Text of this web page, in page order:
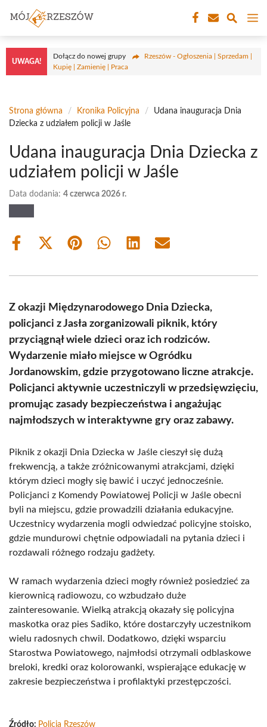
treści
UWAGA!
Dołącz do nowej grupy
Rzeszów - Ogłoszenia | Sprzedam |
Kupię | Zamienię | Praca
Strona główna / Kronika Policyjna /
Udana inauguracja Dnia
Dziecka z udziałem policji w Jaśle
Udana inauguracja Dnia Dziecka z
udziałem policji w Jaśle
Data dodania: 4 czerwca 2026 r.
Share
Share
(Twitter)
Share Share Share Share
Z okazji Międzynarodowego Dnia Dziecka,
policjanci z Jasła zorganizowali piknik, który
przyciągnął wiele dzieci oraz ich rodziców.
Wydarzenie miało miejsce w Ogródku
Jordanowskim, gdzie przygotowano liczne atrakcje.
Policjanci aktywnie uczestniczyli w przedsięwzięciu,
promując zasady bezpieczeństwa i angażując
najmłodszych w interaktywne gry oraz zabawy.
Piknik z okazji Dnia Dziecka w Jaśle cieszył się dużą
frekwencją, a także zróżnicowanymi atrakcjami, dzięki
którym dzieci mogły się bawić i uczyć jednocześnie.
Policjanci z Komendy Powiatowej Policji w Jaśle obecni
byli na miejscu, gdzie prowadzili działania edukacyjne.
Uczestnicy wydarzenia mogli odwiedzać policyjne stoisko,
gdzie mundurowi chętnie odpowiadali na pytania dzieci i
rozdawali różnego rodzaju gadżety.
W ramach wydarzenia dzieci mogły również posiedzieć za
kierownicą radiowozu, co wzbudzało duże
zainteresowanie. Wielką atrakcją okazały się policyjna
maskotka oraz pies Sadiko, które dostarczyły uczestnikom
wielu radosnych chwil. Dodatkowo, dzięki wsparciu
Starostwa Powiatowego, najmłodsi otrzymali odblaskowe
breloki, kredki oraz kolorowanki, wspierające edukację w
zakresie bezpieczeństwa i profilaktyki przestępczości.
Źródło: Policja Rzeszów